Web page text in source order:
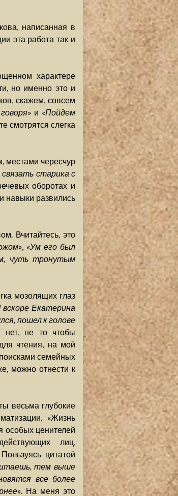
написанная в
эта работа так и
характере
но именно это и
скажем, совсем
» и «Пойдем
смотрятся слегка
местами чересчур
старика с
оборотах и
навыки развились
Вчитайтесь, это
», «Ум его был
чуть тронутым
мозолящих глаз
Екатерина
пошел к голове
нет, не то чтобы
чтения, на мой
семейных
можно отнести к
весьма глубокие
«Жизнь
особых ценителей
лиц,
цитатой
тем выше
все более
». На меня это